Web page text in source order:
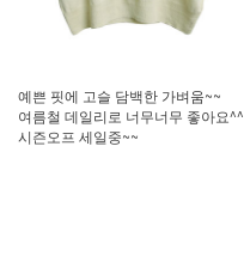
예쁜 핏에 고슬 담백한 가벼움~~
여름철 데일리로 너무너무 좋아요^^
시즌오프 세일중~~